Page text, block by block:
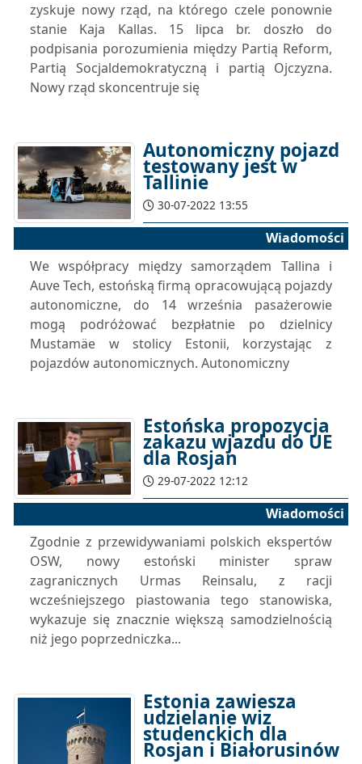
zyskuje nowy rząd, na którego czele ponownie
stanie Kaja Kallas. 15 lipca br. doszło do
podpisania porozumienia między Partią Reform,
Partią Socjaldemokratyczną i partią Ojczyzna.
Nowy rząd skoncentruje się
Autonomiczny pojazd
testowany jest w
Tallinie
30-07-2022 13:55
Wiadomości
We współpracy między samorządem Tallina i
Auve Tech, estońską firmą opracowującą pojazdy
autonomiczne, do 14 września pasażerowie
mogą podróżować bezpłatnie po dzielnicy
Mustamäe w stolicy Estonii, korzystając z
pojazdów autonomicznych. Autonomiczny
Estońska propozycja
zakazu wjazdu do UE
dla Rosjan
29-07-2022 12:12
Wiadomości
Zgodnie z przewidywaniami polskich ekspertów
OSW, nowy estoński minister spraw
zagranicznych Urmas Reinsalu, z racji
wcześniejszego piastowania tego stanowiska,
wykazuje się znacznie większą samodzielnością
niż jego poprzedniczka...
Estonia zawiesza
udzielanie wiz
studenckich dla
Rosjan i Białorusinów